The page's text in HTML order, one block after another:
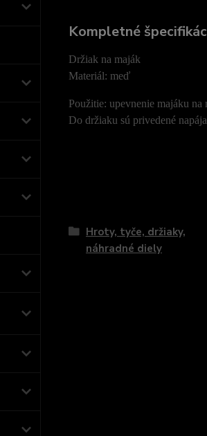
Kompletné
Držiak na maják
Materiál: meď
Použitie: upevnenie majáku
Do držiaku sú privedené
Hroty, tyče, držiaky,
náhradné diely